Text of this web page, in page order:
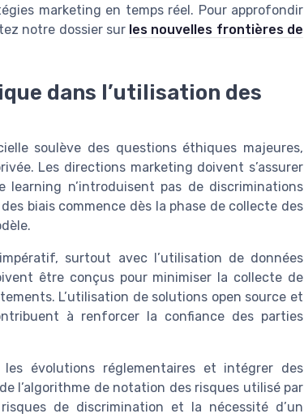
marketing en temps réel. Pour approfondir
notre dossier sur les nouvelles frontières de
dans l’utilisation des
soulève des questions éthiques majeures,
Les directions marketing doivent s’assurer
n’introduisent pas de discriminations
biais commence dès la phase de collecte des
surtout avec l’utilisation de données
être conçus pour minimiser la collecte de
L’utilisation de solutions open source et
à renforcer la confiance des parties
évolutions réglementaires et intégrer des
l’algorithme de notation des risques utilisé par
de discrimination et la nécessité d’un